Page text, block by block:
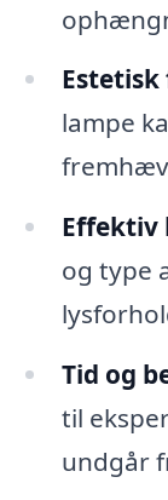
lampe
Effektiv
og type
Tid og
til
undgår